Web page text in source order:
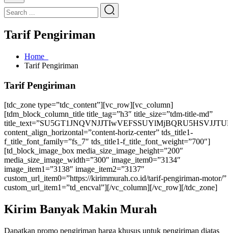
Tarif Pengiriman
Home
Tarif Pengiriman
Tarif Pengiriman
[tdc_zone type=”tdc_content”][vc_row][vc_column]
[tdm_block_column_title title_tag=”h3″ title_size=”tdm-title-md”
content_align_horizontal=”content-horiz-center” tds_title1-
f_title_font_family=”fs_7″ tds_title1-f_title_font_weight=”700″]
[td_block_image_box media_size_image_height=”200″
media_size_image_width=”300″ image_item0=”3134″
image_item1=”3138″ image_item2=”3137″
custom_url_item0=”https://kirimmurah.co.id/tarif-pengiriman-motor/”
custom_url_item1=”td_encval”][/vc_column][/vc_row][/tdc_zone]
Kirim Banyak Makin Murah
Dapatkan promo pengiriman harga khusus untuk pengiriman diatas